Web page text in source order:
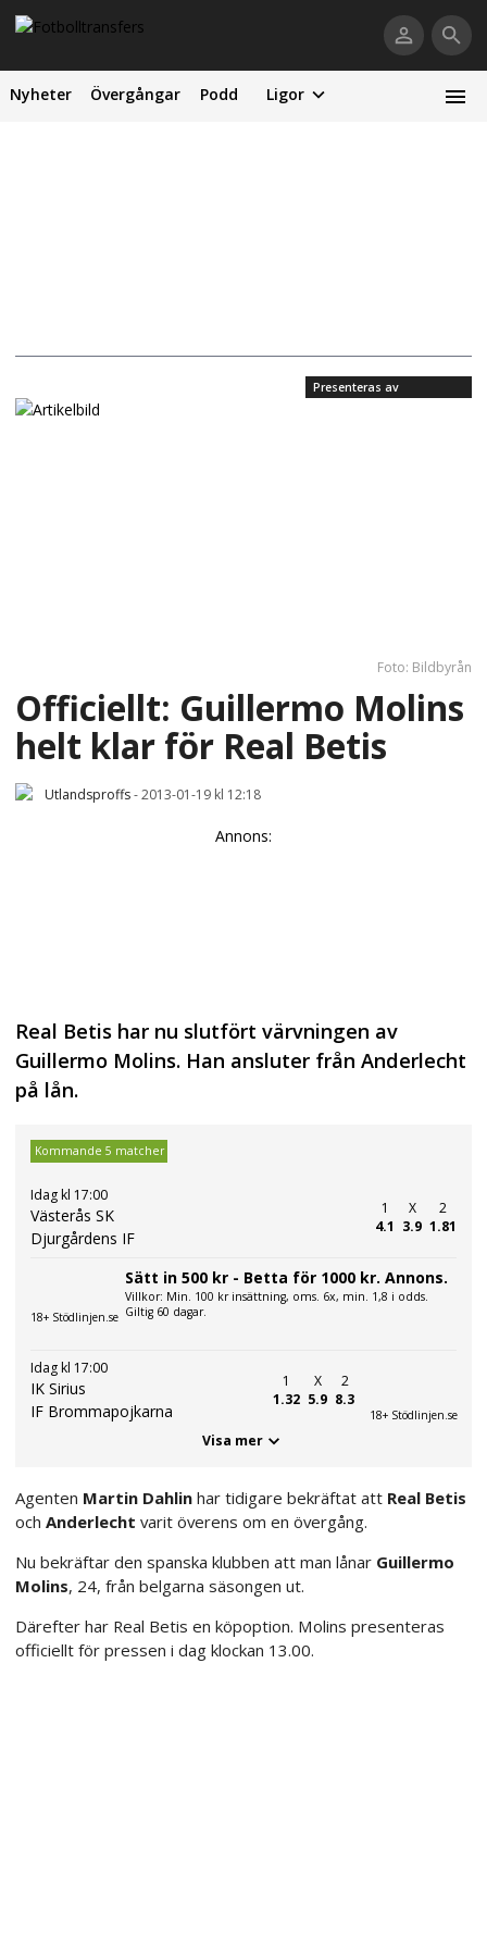
Nyheter Övergångar Podd Ligor
Presenteras av
Foto: Bildbyrån
Officiellt: Guillermo Molins
helt klar för Real Betis
Utlandsproffs-2013-01-19 kl 12:18
Annons:
Real Betis har nu slutfört värvningen av
Guillermo Molins. Han ansluter från Anderlecht
på lån.
Kommande 5 matcher
Idag kl 17:00
Västerås SK
Djurgårdens IF
1
4.1
X
3.9
2
1.81
18+ Stödlinjen.se
Sätt in 500 kr - Betta för 1000 kr. Annons.
Villkor: Min. 100 kr insättning, oms. 6x, min. 1,8 i odds.
Giltig 60 dagar.
Idag kl 17:00
IK Sirius
IF Brommapojkarna
1
1.32
X
5.9
2
8.3
18+ Stödlinjen.se
Visa mer
Agenten Martin Dahlin har tidigare bekräftat att Real Betis
och Anderlecht varit överens om en övergång.
Nu bekräftar den spanska klubben att man lånar Guillermo
Molins, 24, från belgarna säsongen ut.
Därefter har Real Betis en köpoption. Molins presenteras
officiellt för pressen i dag klockan 13.00.